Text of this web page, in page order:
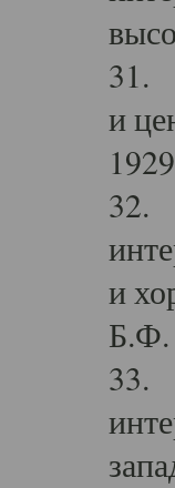
31.
и
32.
и
Б.Ф.
33.